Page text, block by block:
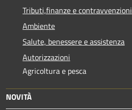
Tributi,finanze e contravvenzioni
Ambiente
Salute, benessere e assistenza
Autorizzazioni
Agricoltura e pesca
NOVITÀ